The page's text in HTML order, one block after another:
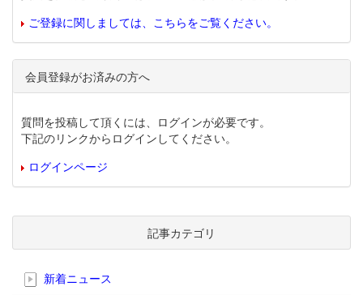
ご登録に関しましては、こちらをご覧ください。
会員登録がお済みの方へ
質問を投稿して頂くには、ログインが必要です。
下記のリンクからログインしてください。
ログインページ
記事カテゴリ
新着ニュース